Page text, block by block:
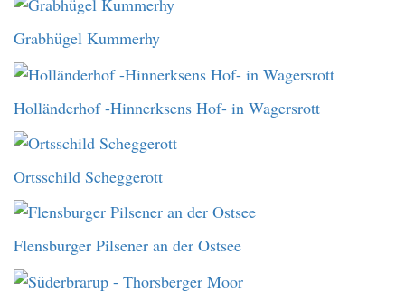
Grabhügel Kummerhy
Holländerhof -Hinnerksens Hof- in Wagersrott
Ortsschild Scheggerott
Flensburger Pilsener an der Ostsee